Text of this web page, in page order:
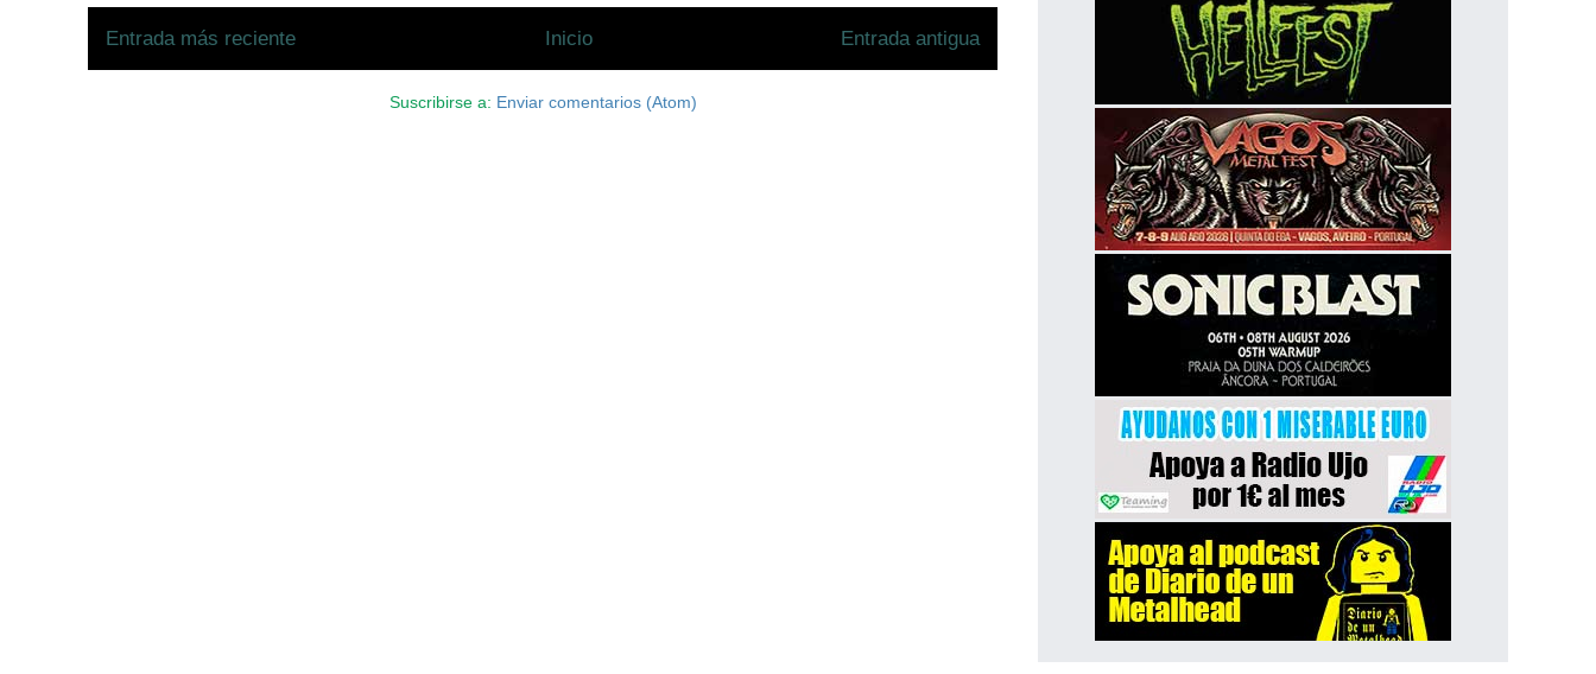
Entrada más reciente Entrada antigua
Inicio
Suscribirse a: Enviar comentarios (Atom)